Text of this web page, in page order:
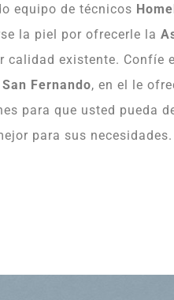
equipo de técnicos
la piel por ofrecerle la
calidad existente. Confíe
Fernando, en el le
para que usted pueda
para sus necesidades.